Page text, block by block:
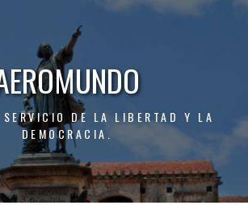
DE LA LIBERTAD Y LA
DEMOCRACIA.